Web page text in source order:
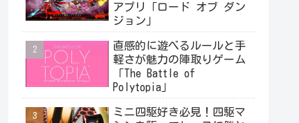
アプリ「ロード オブ ダン
ジョン」
直感的に遊べるルールと手
軽さが魅力の陣取りゲーム
「The Battle of
Polytopia」
ミニ四駆好き必見！四駆マ